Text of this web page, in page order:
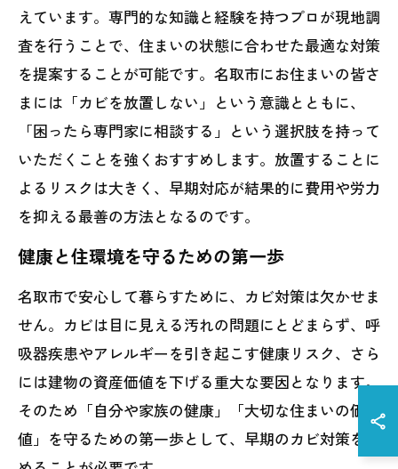
えています。専門的な知識と経験を持つプロが現地調
査を行うことで、住まいの状態に合わせた最適な対策
を提案することが可能です。名取市にお住まいの皆さ
まには「カビを放置しない」という意識とともに、
「困ったら専門家に相談する」という選択肢を持って
いただくことを強くおすすめします。放置することに
よるリスクは大きく、早期対応が結果的に費用や労力
を抑える最善の方法となるのです。
健康と住環境を守るための第一歩
名取市で安心して暮らすために、カビ対策は欠かせま
せん。カビは目に見える汚れの問題にとどまらず、呼
吸器疾患やアレルギーを引き起こす健康リスク、さら
には建物の資産価値を下げる重大な要因となります。
そのため「自分や家族の健康」「大切な住まいの価
値」を守るための第一歩として、早期のカビ対策を始